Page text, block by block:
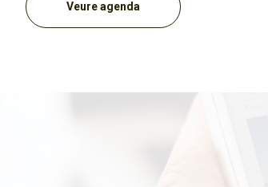
Veure agenda